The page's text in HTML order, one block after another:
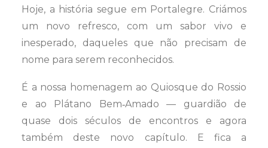
Hoje, a história segue em Portalegre. Criámos
um novo refresco, com um sabor vivo e
inesperado, daqueles que não precisam de
nome para serem reconhecidos.
É a nossa homenagem ao Quiosque do Rossio
e ao Plátano Bem‑Amado — guardião de
quase dois séculos de encontros e agora
também deste novo capítulo. E fica a